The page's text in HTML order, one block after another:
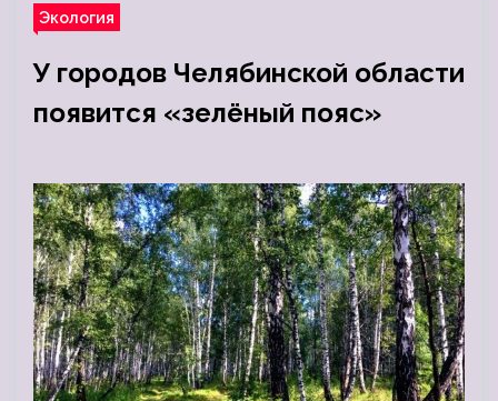
Экология
У городов Челябинской области
появится «зелёный пояс»